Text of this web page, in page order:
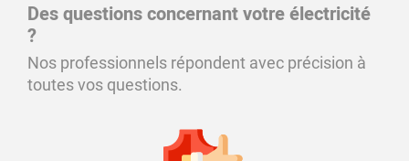
Des questions concernant votre électricité
?
Nos professionnels répondent avec précision à
toutes vos questions.